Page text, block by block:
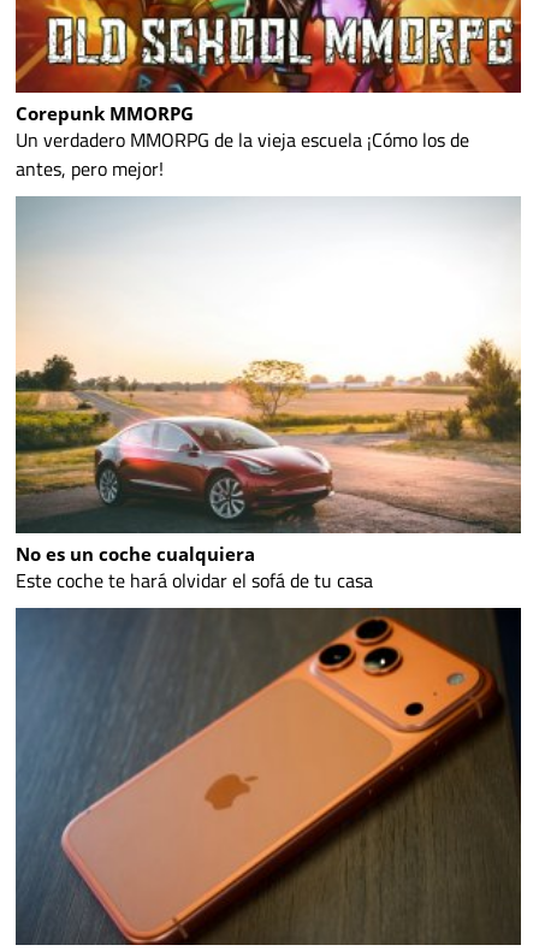
Corepunk MMORPG
Un verdadero MMORPG de la vieja escuela ¡Cómo los de
antes, pero mejor!
No es un coche cualquiera
Este coche te hará olvidar el sofá de tu casa